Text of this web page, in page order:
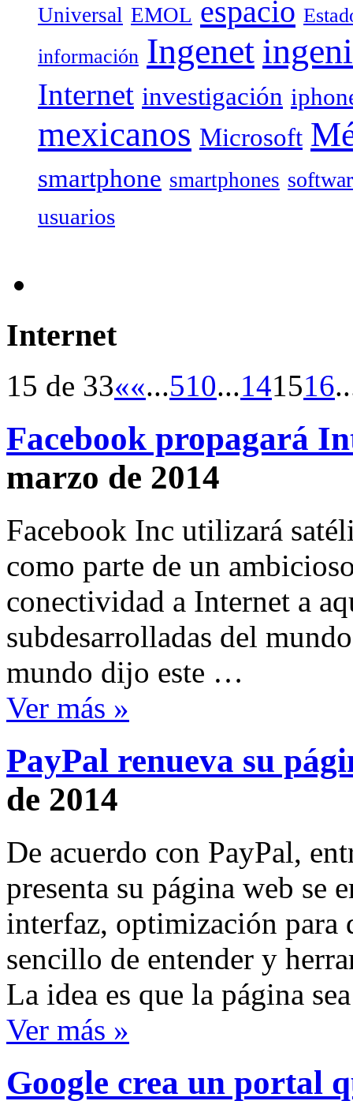
Universal EMOL espacio
información Ingenet
Internet investigación
mexicanos Microsoft
smartphone smartphones
usuarios
Internet
15 de 33««...510...141516
Facebook propagará
marzo de 2014
Facebook Inc utilizará
como parte de un
conectividad a Internet a
subdesarrolladas del
mundo dijo este …
Ver más »
PayPal renueva su
de 2014
De acuerdo con PayPal,
presenta su página web se
interfaz, optimización para
sencillo de entender y
La idea es que la página
Ver más »
Google crea un portal